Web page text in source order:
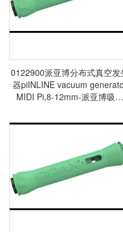
0122900派亚博分布式真空发
器piINLINE vacuum
MIDI Pi,8-12mm-派亚博吸盘